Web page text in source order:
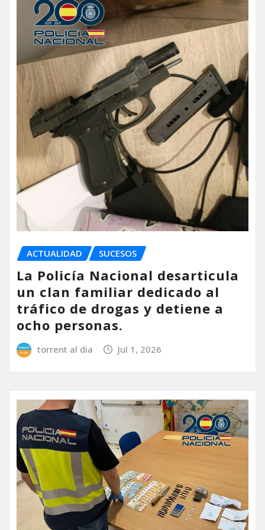
ACTUALIDAD SUCESOS
La Policía Nacional desarticula
un clan familiar dedicado al
tráfico de drogas y detiene a
ocho personas.
torrent al dia Jul 1, 2026